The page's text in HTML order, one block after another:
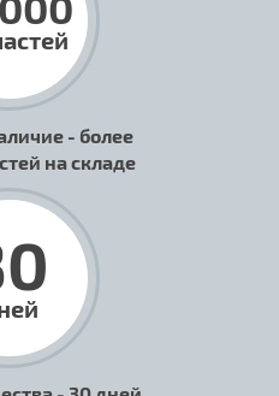
- более
на складе